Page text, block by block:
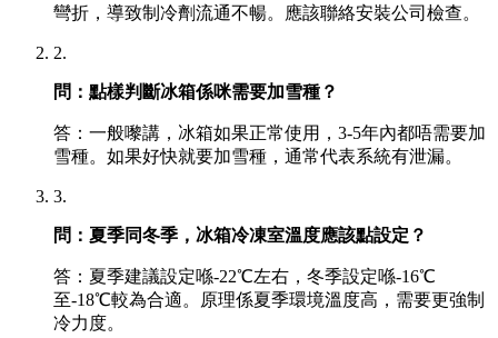
彎折，導致制冷劑流通不暢。應該聯絡安裝公司檢查。
2.
問：點樣判斷冰箱係咪需要加雪種？
答：一般嚟講，冰箱如果正常使用，3-5年內都唔需要加
雪種。如果好快就要加雪種，通常代表系統有泄漏。
3.
問：夏季同冬季，冰箱冷凍室溫度應該點設定？
答：夏季建議設定喺-22℃左右，冬季設定喺-16℃
至-18℃較為合適。原理係夏季環境溫度高，需要更強制
冷力度。